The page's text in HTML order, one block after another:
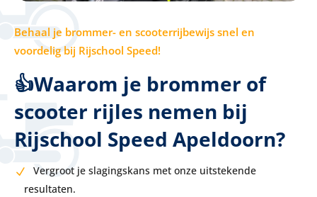
Behaal je brommer- en scooterrijbewijs snel en
voordelig bij Rijschool Speed!
👍Waarom je brommer of
scooter rijles nemen bij
Rijschool Speed Apeldoorn?
Vergroot je slagingskans met onze uitstekende
resultaten.